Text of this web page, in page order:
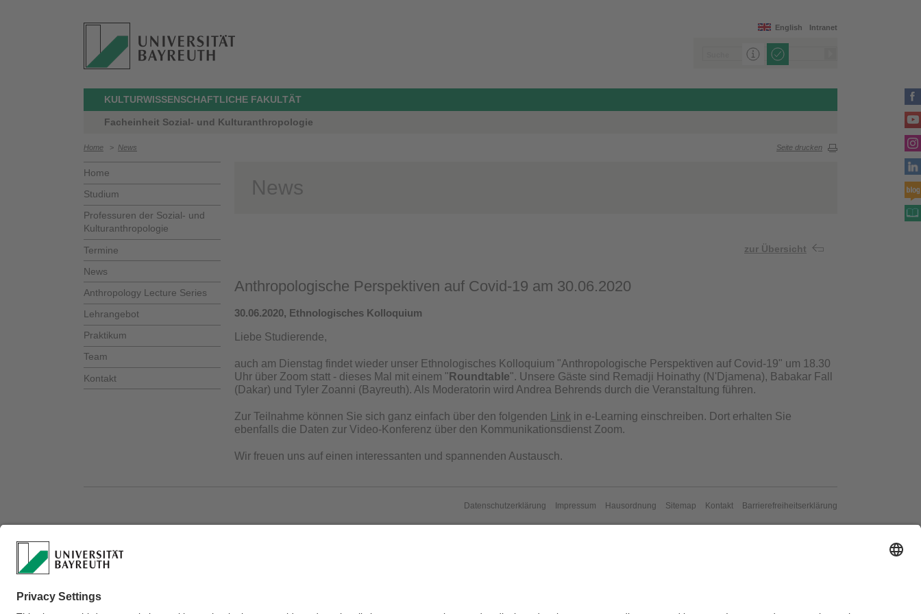
Intranet
English
KULTURWISSENSCHAFTLICHE FAKULTÄT
Facheinheit Sozial- und Kulturanthropologie
Home > News Seite drucken
Home
Studium
Professuren der Sozial- und
Kulturanthropologie
Termine
News
Anthropology Lecture Series
Lehrangebot
Praktikum
Team
Kontakt
News
zur Übersicht
Anthropologische Perspektiven auf Covid-19 am 30.06.2020
30.06.2020, Ethnologisches Kolloquium
Liebe Studierende,
auch am Dienstag findet wieder unser Ethnologisches Kolloquium "Anthropologische Perspektiven auf Covid-19" um 18.30
Uhr über Zoom statt - dieses Mal mit einem " Roundtable". Unsere Gäste sind Remadji Hoinathy (N'Djamena), Babakar Fall
(Dakar) und Tyler Zoanni (Bayreuth). Als Moderatorin wird Andrea Behrends durch die Veranstaltung führen.
Zur Teilnahme können Sie sich ganz einfach über den folgenden Link in e-Learning einschreiben. Dort erhalten Sie
ebenfalls die Daten zur Video-Konferenz über den Kommunikationsdienst Zoom.
Wir freuen uns auf einen interessanten und spannenden Austausch.
Datenschutzerklärung Impressum Hausordnung Sitemap Kontakt Barrierefreiheitserklärung